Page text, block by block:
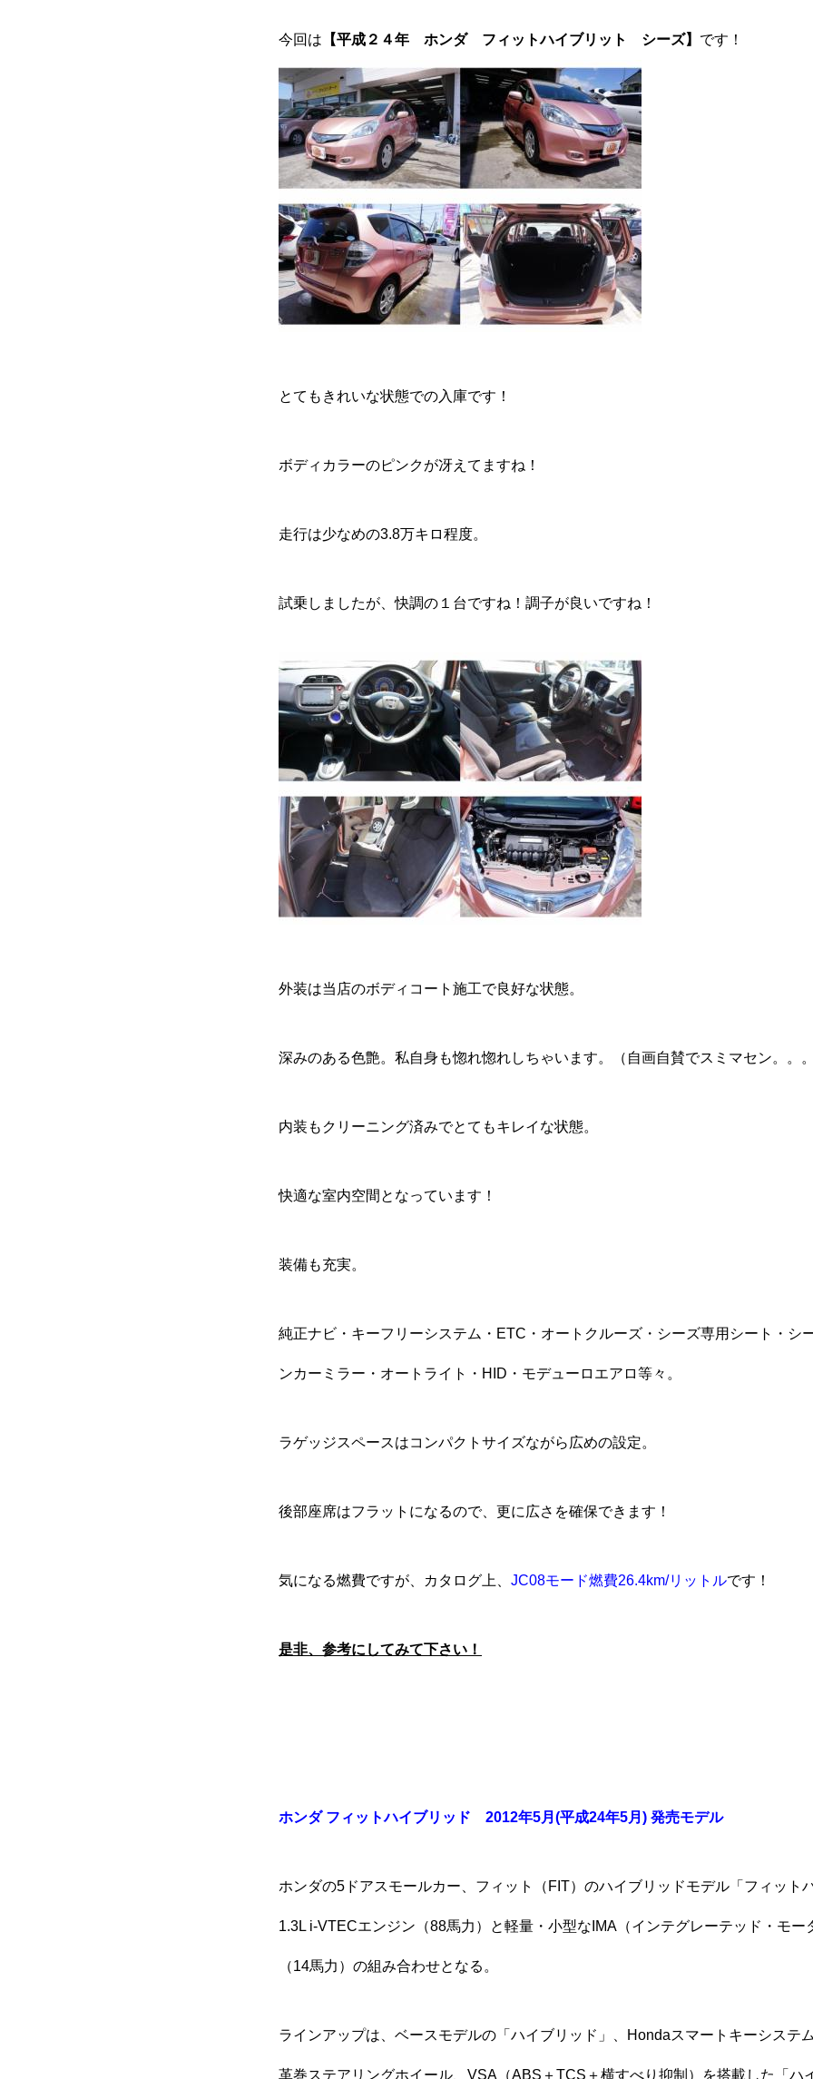
よくある質問
ジャストリース プラン例
クロちゃんの独り言
ご納車 ご成約
車検 整備・修理
プライバシーポリシー
今回は 【平成２４年 ホンダ フィットハイブリット シーズ】 です！
とてもきれいな状態での入庫です！
ボディカラーのピンクが冴えてますね！
走行は少なめの3.8万キロ程度。
試乗しましたが、快調の１台ですね！調子が良いですね！
外装は当店のボディコート施工で良好な状態。
深みのある色艶。私自身も惚れ惚れしちゃいます。（自画自賛でスミマセン。。
内装もクリーニング済みでとてもキレイな状態。
快適な室内空間となっています！
装備も充実。
純正ナビ・キーフリーシステム・ETC・オートクルーズ・シーズ専用シート・シ
ンカーミラー・オートライト・HID・モデューロエアロ等々。
ラゲッジスペースはコンパクトサイズながら広めの設定。
後部座席はフラットになるので、更に広さを確保できます！
気になる燃費ですが、カタログ上、 JC08モード燃費26.4km/リットルです！
是非、参考にしてみて下さい！
ホンダ フィットハイブリッド 2012年5月(平成24年5月) 発売モデル
ホンダの5ドアスモールカー、フィット（FIT）のハイブリッドモデル「フィット
1.3L i-VTECエンジン（88馬力）と軽量・小型なIMA（インテグレーテッド・モー
（14馬力）の組み合わせとなる。
ラインアップは、ベースモデルの「ハイブリッド」、Hondaスマートキーシステ
革巻ステアリングホイール、VSA（ABS＋TCS＋横すべり抑制）を搭載した「ハ